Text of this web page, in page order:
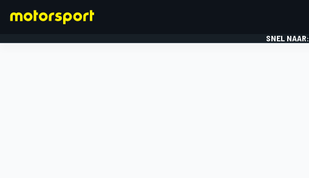
SNEL NAAR: